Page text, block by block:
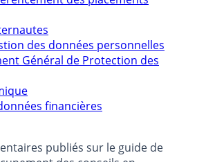
?
des placements
des données personnelles
Général de Protection des